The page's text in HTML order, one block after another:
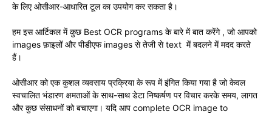
के लिए ओसीआर-आधारित टूल का उपयोग कर सकता है।
हम इस आर्टिकल में कुछ Best OCR programs के बारे में बात करेंगे , जो आपको
images फ़ाइलों और पीडीएफ images से तेजी से text में बदलने में मदद करते
हैं।
ओसीआर को एक कुशल व्यवसाय प्रक्रिया के रूप में इंगित किया गया है जो केवल
स्वचालित भंडारण क्षमताओं के साथ-साथ डेटा निष्कर्षण पर विचार करके समय, लागत
और कुछ संसाधनों को बचाएगा। यदि आप complete OCR image to